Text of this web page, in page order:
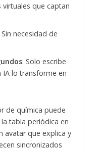
que captan
Sin necesidad de
: Solo escribe
lo transforme en
de química puede
tabla periódica en
avatar que explica y
sincronizados